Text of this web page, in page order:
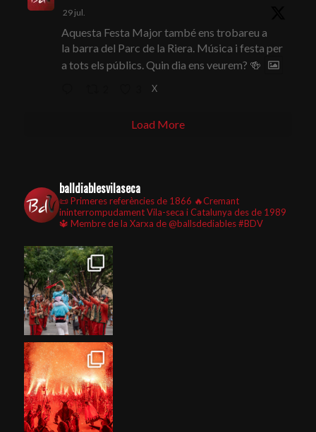
29 jul.
Aquesta Festa Major també ens trobareu a
la barra del Parc de la Riera. Música i festa per
a tots els públics. Quin dia ens veurem? 🍻
X
Load More
balldiablesvilaseca
📜 Primeres referències de 1866 🔥Cremant
ininterrompudament Vila-seca i Catalunya des de 1989
🔱 Membre de la Xarxa de @ballsdediables#BDV